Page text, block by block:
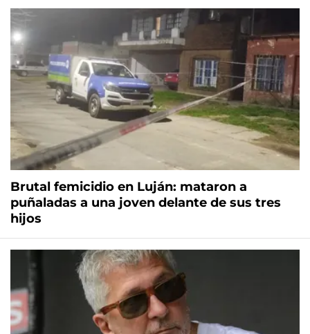
Brutal femicidio en Luján: mataron a
puñaladas a una joven delante de sus tres
hijos